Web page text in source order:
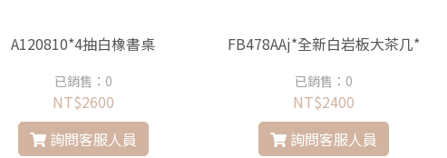
A120810*4抽白橡書桌
已銷售：0
NT$2600
詢問客服人員
FB478AAj*全新白岩板大茶几*
已銷售：0
NT$2400
詢問客服人員